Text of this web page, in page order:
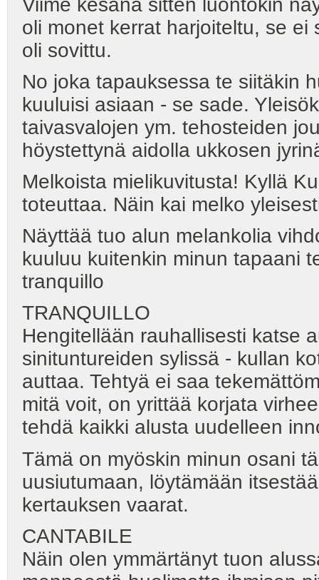
Viime kesänä sitten luontokin
oli monet kerrat harjoiteltu, se
oli sovittu.
No joka tapauksessa te siitäkin
kuuluisi asiaan - se sade.
taivasvalojen ym. tehosteiden
höystettynä aidolla ukkosen
Melkoista mielikuvitusta! Kyllä
toteuttaa. Näin kai melko
Näyttää tuo alun melankolia
kuuluu kuitenkin minun tapaani
tranquillo
TRANQUILLO
Hengitellään rauhallisesti katse
sinituntureiden sylissä - kullan
auttaa. Tehtyä ei saa
mitä voit, on yrittää korjata
tehdä kaikki alusta uudelleen
Tämä on myöskin minun osani
uusiutumaan, löytämään
kertauksen vaarat.
CANTABILE
Näin olen ymmärtänyt tuon